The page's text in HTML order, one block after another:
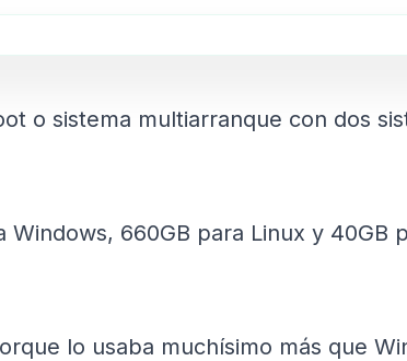
o sistema multiarranque con dos
660GB para Linux y 40GB
lo usaba muchísimo más que